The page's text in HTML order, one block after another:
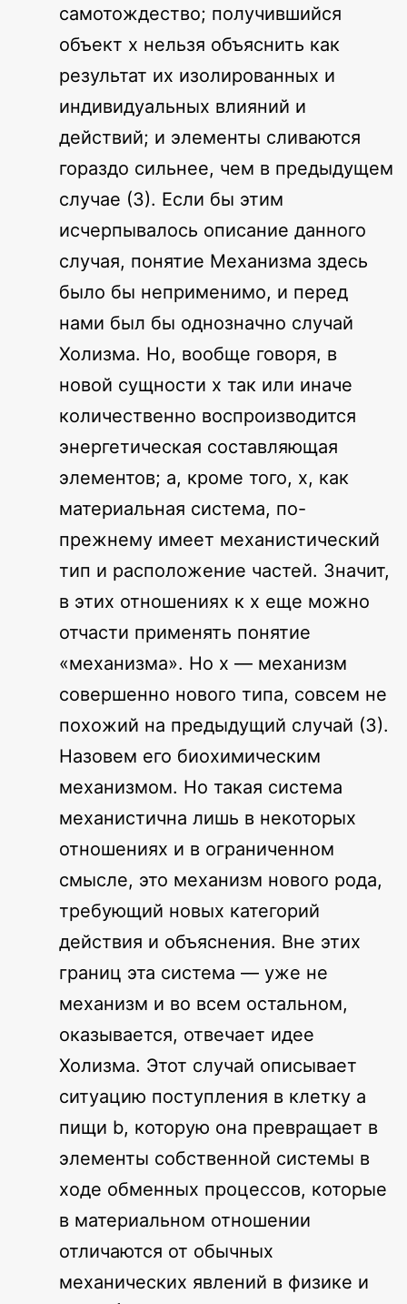
самотождество; получившийся
объект x нельзя объяснить как
результат их изолированных и
индивидуальных влияний и
действий; и элементы сливаются
гораздо сильнее, чем в предыдущем
случае (3). Если бы этим
исчерпывалось описание данного
случая, понятие Механизма здесь
было бы неприменимо, и перед
нами был бы однозначно случай
Холизма. Но, вообще говоря, в
новой сущности x так или иначе
количественно воспроизводится
энергетическая составляющая
элементов; а, кроме того, x, как
материальная система, по-
прежнему имеет механистический
тип и расположение частей. Значит,
в этих отношениях к x еще можно
отчасти применять понятие
«механизма». Но x — механизм
совершенно нового типа, совсем не
похожий на предыдущий случай (3).
Назовем его биохимическим
механизмом. Но такая система
механистична лишь в некоторых
отношениях и в ограниченном
смысле, это механизм нового рода,
требующий новых категорий
действия и объяснения. Вне этих
границ эта система — уже не
механизм и во всем остальном,
оказывается, отвечает идее
Холизма. Этот случай описывает
ситуацию поступления в клетку а
пищи b, которую она превращает в
элементы собственной системы в
ходе обменных процессов, которые
в материальном отношении
отличаются от обычных
механических явлений в физике и